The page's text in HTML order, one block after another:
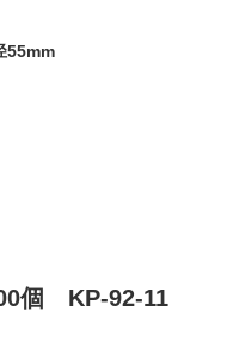
55mm
個 KP-92-11